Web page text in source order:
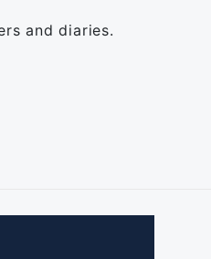
and diaries.